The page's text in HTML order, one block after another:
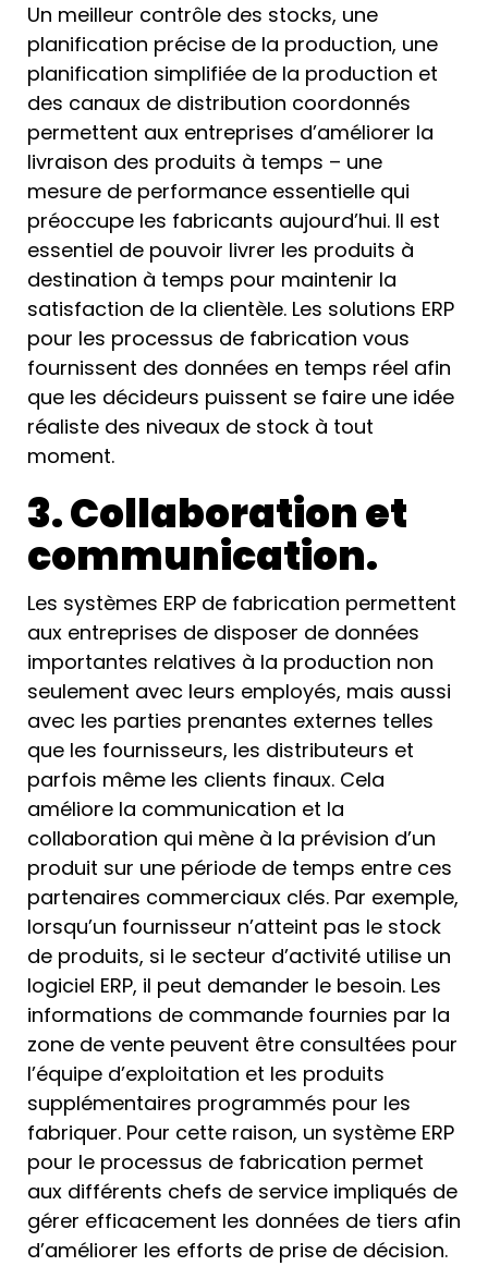
Un meilleur contrôle des stocks, une
planification précise de la production, une
planification simplifiée de la production et
des canaux de distribution coordonnés
permettent aux entreprises d’améliorer la
livraison des produits à temps – une
mesure de performance essentielle qui
préoccupe les fabricants aujourd’hui. Il est
essentiel de pouvoir livrer les produits à
destination à temps pour maintenir la
satisfaction de la clientèle. Les solutions ERP
pour les processus de fabrication vous
fournissent des données en temps réel afin
que les décideurs puissent se faire une idée
réaliste des niveaux de stock à tout
moment.
3. Collaboration et
communication.
Les systèmes ERP de fabrication permettent
aux entreprises de disposer de données
importantes relatives à la production non
seulement avec leurs employés, mais aussi
avec les parties prenantes externes telles
que les fournisseurs, les distributeurs et
parfois même les clients finaux. Cela
améliore la communication et la
collaboration qui mène à la prévision d’un
produit sur une période de temps entre ces
partenaires commerciaux clés. Par exemple,
lorsqu’un fournisseur n’atteint pas le stock
de produits, si le secteur d’activité utilise un
logiciel ERP, il peut demander le besoin. Les
informations de commande fournies par la
zone de vente peuvent être consultées pour
l’équipe d’exploitation et les produits
supplémentaires programmés pour les
fabriquer. Pour cette raison, un système ERP
pour le processus de fabrication permet
aux différents chefs de service impliqués de
gérer efficacement les données de tiers afin
d’améliorer les efforts de prise de décision.